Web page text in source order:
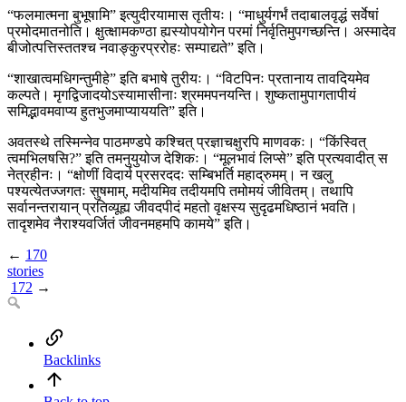
“फलमात्मना बुभूषामि” इत्युदीरयामास तृतीयः। “माधुर्यगर्भं तदाबालवृद्धं सर्वेषां
प्रमोदमातनोति। क्षुत्क्षामकण्ठा ह्यस्योपयोगेन परमां निर्वृतिमुपगच्छन्ति। अस्मादेव
बीजोत्पत्तिस्ततश्च नवाङ्कुरप्ररोहः सम्पाद्यते” इति।
“शाखात्वमधिगन्तुमीहे” इति बभाषे तुरीयः। “विटपिनः प्रतानाय तावदियमेव
कल्पते। मृगद्विजादयोऽस्यामासीनाः श्रममपनयन्ति। शुष्कतामुपागतापीयं
समिद्भावमवाप्य हुतभुजमाप्याययति” इति।
अवतस्थे तस्मिन्नेव पाठमण्डपे कश्चित् प्रज्ञाचक्षुरपि माणवकः। “किंस्वित्
त्वमभिलषसि?” इति तमनुयुयोज देशिकः। “मूलभावं लिप्से” इति प्रत्यवादीत् स
नेत्रहीनः। “क्षोणीं विदार्य प्रसरददः सम्बिभर्ति महाद्रुमम्। न खलु
पश्यत्येतज्जगतः सुषमाम्, मदीयमिव तदीयमपि तमोमयं जीवितम्। तथापि
सर्वानन्तरायान् प्रतिव्यूह्य जीवदपीदं महतो वृक्षस्य सुदृढमधिष्ठानं भवति।
तादृशमेव नैराश्यवर्जितं जीवनमहमपि कामये” इति।
← 170
stories
172 →
Backlinks